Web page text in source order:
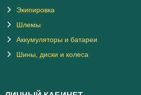
Экипировка
Шлемы
Аккумуляторы и батареи
Шины, диски и колеса